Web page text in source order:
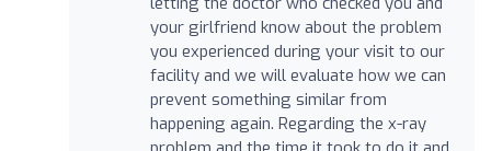
your girlfriend know about the problem
you experienced during your visit to our
facility and we will evaluate how we can
prevent something similar from
happening again. Regarding the x-ray